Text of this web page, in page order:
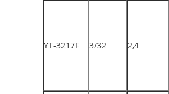
YT-3217F 3/32 2,4